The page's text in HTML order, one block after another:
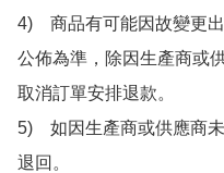
4)　商品有可能因故變更
公佈為準，除因生產商或
取消訂單安排退款。
5)　如因生產商或供應商
退回。